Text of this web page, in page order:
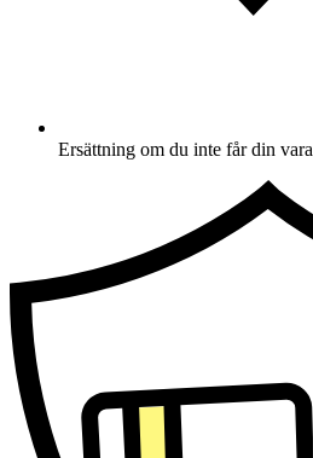
Ersättning om du inte får din vara